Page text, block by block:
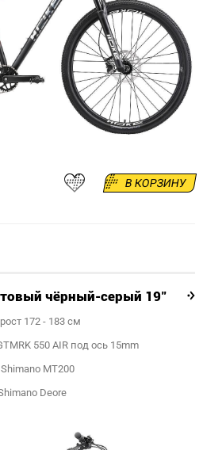
В КОРЗИНУ
чёрный-серый 19"
172 - 183 см
550 AIR под ось 15mm
MT200
Deore